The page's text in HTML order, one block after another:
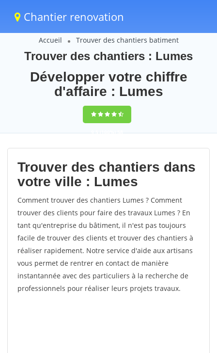
Chantier renovation
Accueil Trouver des chantiers batiment
Trouver des chantiers : Lumes
Développer votre chiffre
d'affaire : Lumes
9,5(100%)58
votes
Trouver des chantiers dans
votre ville : Lumes
Comment trouver des chantiers Lumes ? Comment
trouver des clients pour faire des travaux Lumes ? En
tant qu'entreprise du bâtiment, il n'est pas toujours
facile de trouver des clients et trouver des chantiers à
réaliser rapidement. Notre service d'aide aux artisans
vous permet de rentrer en contact de manière
instantannée avec des particuliers à la recherche de
professionnels pour réaliser leurs projets travaux.